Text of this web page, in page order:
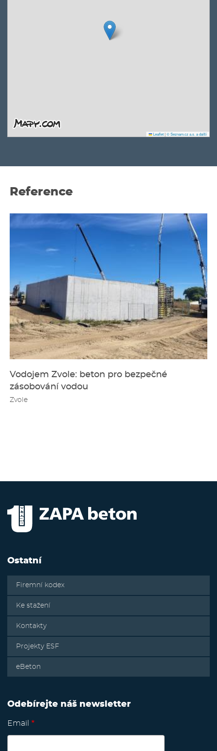
Leaflet|© Seznam.cz a.s. a další
Reference
Vodojem Zvole: beton pro bezpečné
zásobování vodou
Zvole
Ostatní
Firemní kodex
Ke stažení
Kontakty
Projekty ESF
eBeton
Odebírejte náš newsletter
Email